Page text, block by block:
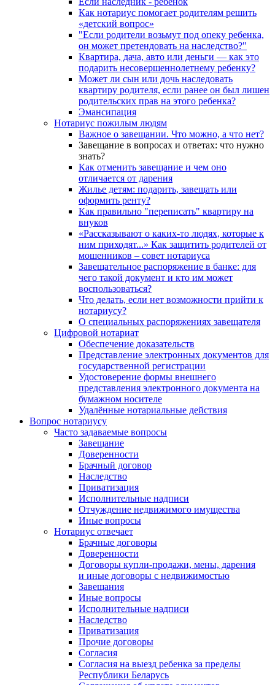
Как нотариус помогает родителям решить
«детский вопрос»
"Если родители возьмут под опеку ребенка,
он может претендовать на наследство?"
Квартира, дача, авто или деньги — как это
подарить несовершеннолетнему ребенку?
Может ли сын или дочь наследовать
квартиру родителя, если ранее он был лишен
родительских прав на этого ребенка?
Эмансипация
Нотариус пожилым людям
Важное о завещании. Что можно, а что нет?
Завещание в вопросах и ответах: что нужно
знать?
Как отменить завещание и чем оно
отличается от дарения
Жилье детям: подарить, завещать или
оформить ренту?
Как правильно "переписать" квартиру на
внуков
«Рассказывают о каких-то людях, которые к
ним приходят...» Как защитить родителей от
мошенников – совет нотариуса
Завещательное распоряжение в банке: для
чего такой документ и кто им может
воспользоваться?
Что делать, если нет возможности прийти к
нотариусу?
О специальных распоряжениях завещателя
Цифровой нотариат
Обеспечение доказательств
Представление электронных документов для
государственной регистрации
Удостоверение формы внешнего
представления электронного документа на
бумажном носителе
Удалённые нотариальные действия
Вопрос нотариусу
Часто задаваемые вопросы
Завещание
Доверенности
Брачный договор
Наследство
Приватизация
Исполнительные надписи
Отчуждение недвижимого имущества
Иные вопросы
Нотариус отвечает
Брачные договоры
Доверенности
Договоры купли-продажи, мены, дарения
и иные договоры с недвижимостью
Завещания
Иные вопросы
Исполнительные надписи
Наследство
Приватизация
Прочие договоры
Согласия
Согласия на выезд ребенка за пределы
Республики Беларусь